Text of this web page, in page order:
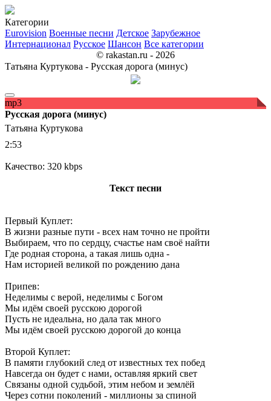
Категории
Eurovision Военные песни Детское Зарубежное
Интернационал Русское Шансон Все категории
© rakastan.ru - 2026
Татьяна Куртукова - Русская дорога (минус)
mp3
Русская дорога (минус)
Татьяна Куртукова
2:53
Качество: 320 kbps
Текст песни
Первый Куплет:
В жизни разные пути - всех нам точно не пройти
Выбираем, что по сердцу, счастье нам своё найти
Где родная сторона, а такая лишь одна -
Нам историей великой по рождению дана
Припев:
Неделимы с верой, неделимы с Богом
Мы идём своей русскою дорогой
Пусть не идеальна, но дала так много
Мы идём своей русскою дорогой до конца
Второй Куплет:
В памяти глубокий след от известных тех побед
Навсегда он будет с нами, оставляя яркий свет
Связаны одной судьбой, этим небом и землёй
Через сотни поколений - миллионы за спиной